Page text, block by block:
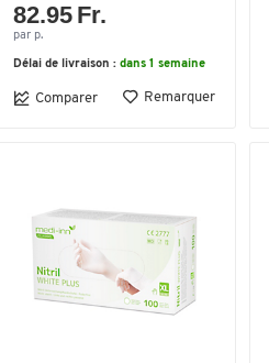
82.95 Fr.
par p.
Délai de livraison : dans 1 semaine
Comparer Remarquer